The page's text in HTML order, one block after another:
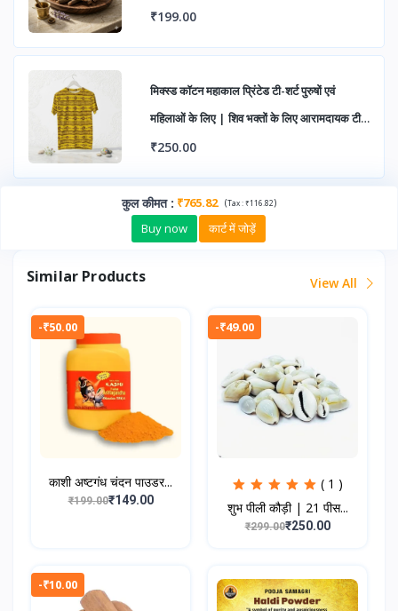
सकारात्मक ऊर्जा हेतु
₹199.00
मिक्स्ड कॉटन महाकाल प्रिंटेड टी-शर्ट पुरुषों एवं
महिलाओं के लिए | शिव भक्तों के लिए आरामदायक टी-
शर्ट | मंदिर दर्शन, त्योहार एवं आध्यात्मिक आयोजनों हेतु
₹250.00
कुल कीमत: ₹765.82 (Tax :₹116.82)
Buy now कार्ट में जोड़ें
Similar Products View All
-₹50.00
काशी अष्टगंध चंदन पाउडर...
₹199.00₹149.00
-₹49.00
( 1 )
शुभ पीली कौड़ी | 21 पीस...
₹299.00₹250.00
-₹10.00